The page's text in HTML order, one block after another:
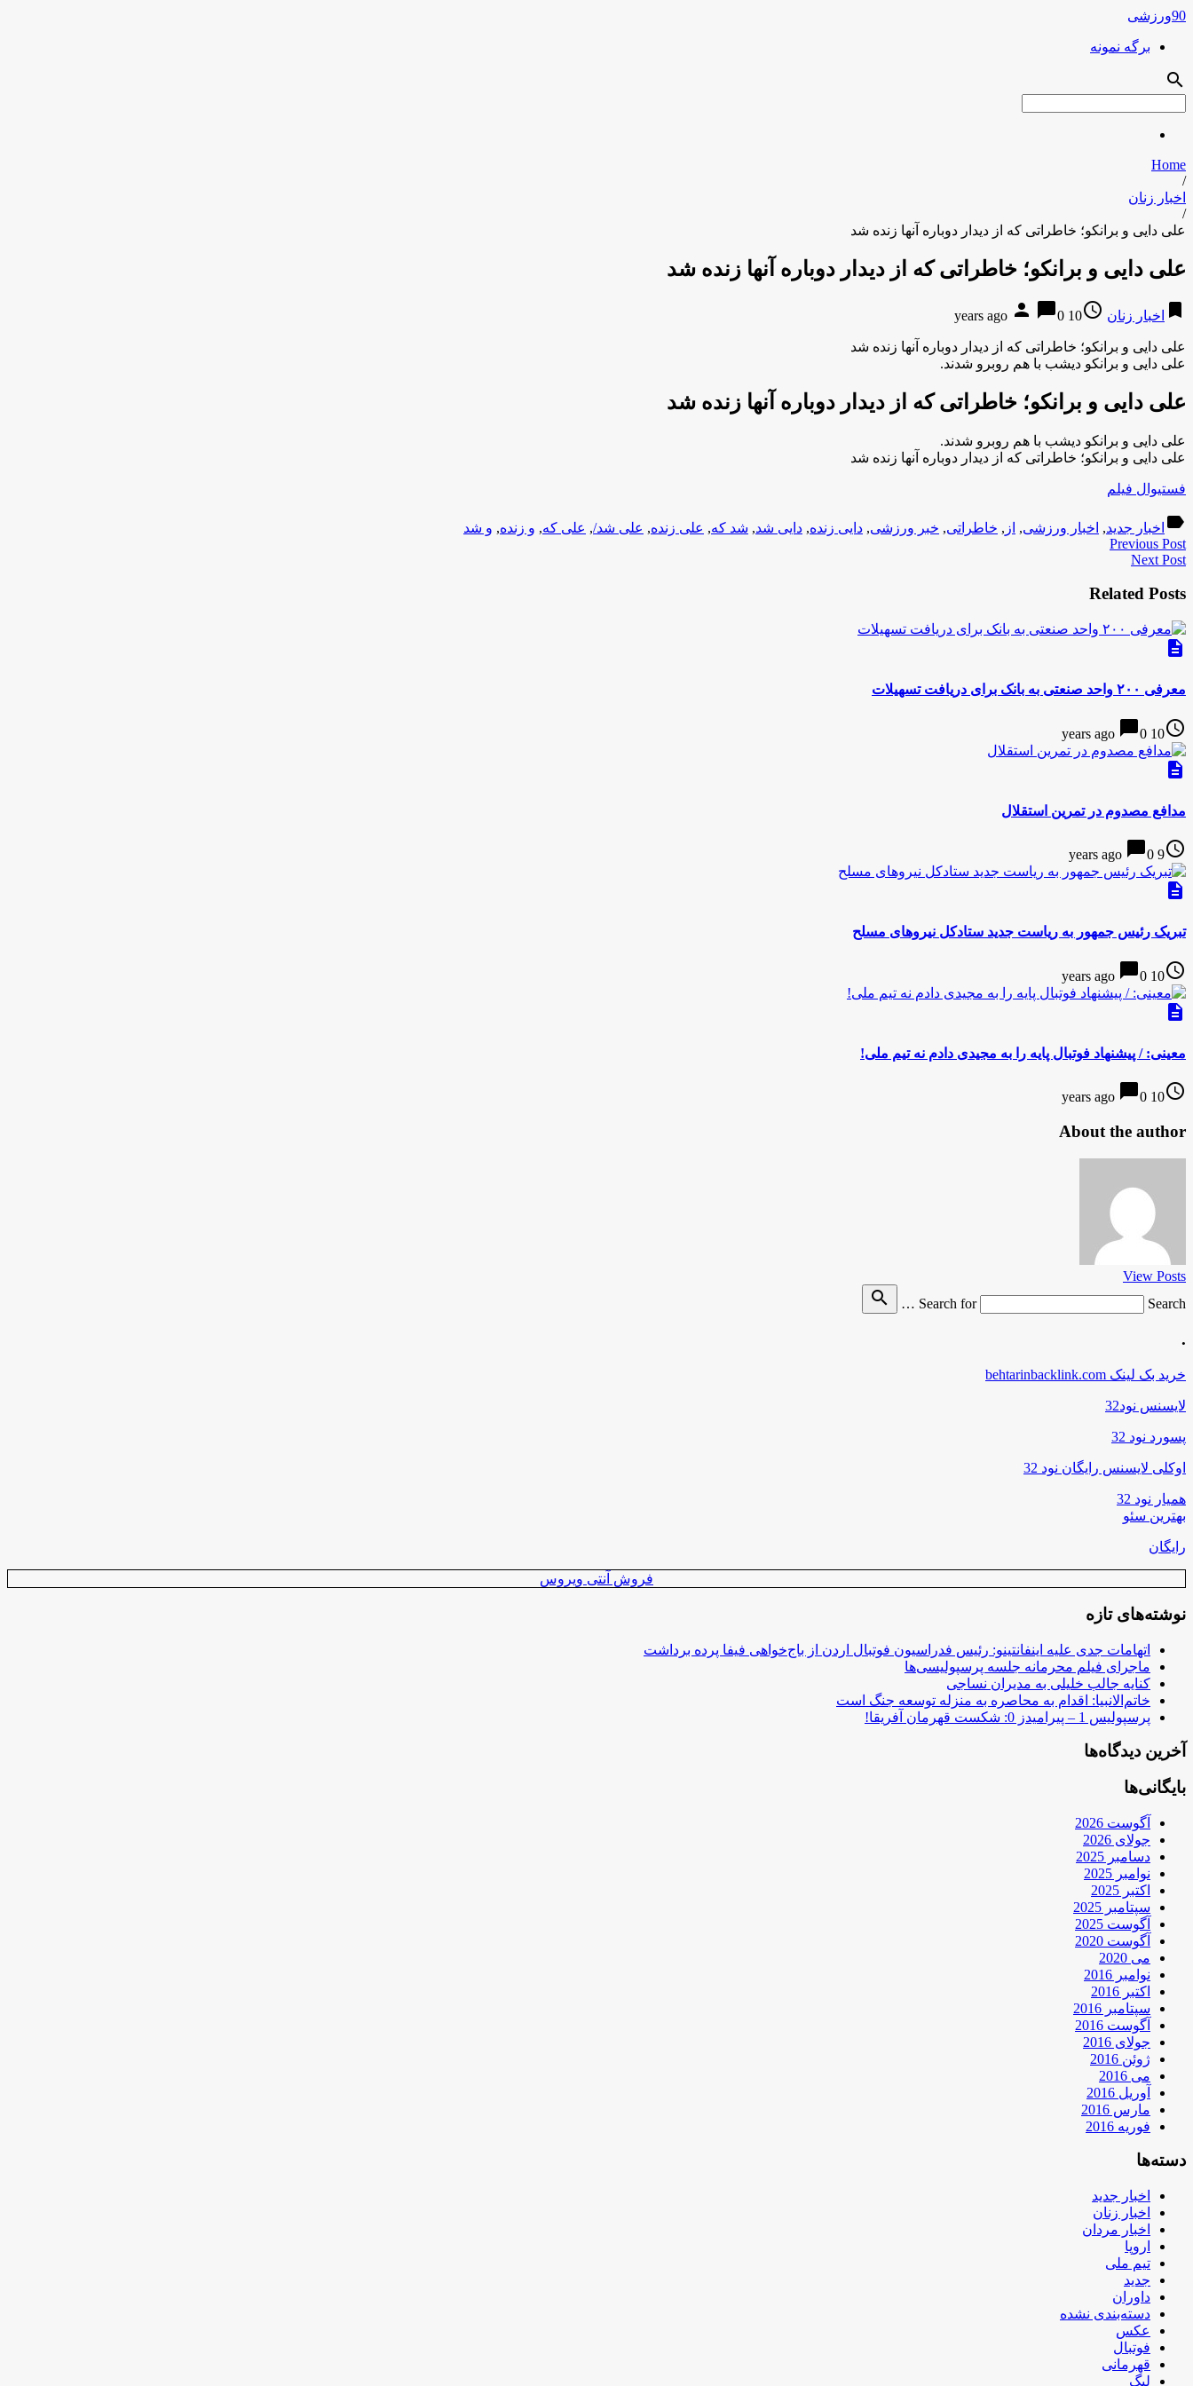
90ورزشی
برگه نمونه
search
Home
/
اخبار زنان
/
علی دایی و برانکو؛ خاطراتی که از دیدار دوباره آنها زنده شد
علی دایی و برانکو؛ خاطراتی که از دیدار دوباره آنها زنده شد
bookmark اخبار زنان access_time
10 years ago
person chat_bubble0
علی دایی و برانکو؛ خاطراتی که از دیدار دوباره آنها زنده شد
علی دایی و برانکو دیشب با هم روبرو شدند.
علی دایی و برانکو؛ خاطراتی که از دیدار دوباره آنها زنده شد
علی دایی و برانکو دیشب با هم روبرو شدند.
علی دایی و برانکو؛ خاطراتی که از دیدار دوباره آنها زنده شد
فستیوال فیلم
label اخبار جدید, اخبار ورزشی, از , خاطراتی, خبر ورزشی, دایی زنده, دایی شد, شد که, علی زنده, علی شد/, علی که, و زنده, و شد
Previous Post
Next Post
Related Posts
description
معرفی ۲۰۰ واحد صنعتی به بانک برای دریافت تسهیلات
access_time
10 years ago
chat_bubble0
description
مدافع مصدوم در تمرین استقلال
access_time
9 years ago
chat_bubble0
description
تبریک رئیس جمهور به ریاست جدید ستادکل نیروهای مسلح
access_time
10 years ago
chat_bubble0
description
معینی: / پیشنهاد فوتبال پایه را به مجیدی دادم نه تیم ملی!
access_time
10 years ago
chat_bubble0
About the author
View Posts
Search for
Search …
search
.
خرید بک لینک behtarinbacklink.com
لایسنس نود32
پسورد نود 32
اوکلی لایسنس رایگان نود 32
همیار نود 32
بهترین سئو
رایگان
فروش آنتی ویروس
نوشته‌های تازه
اتهامات جدی علیه اینفانتینو: رئیس فدراسیون فوتبال اردن از باج‌خواهی فیفا پرده برداشت
ماجرای فیلم محرمانه جلسه پرسپولیسی‌ها
کنایه جالب خلیلی به مدیران نساجی
خاتم‌الانبیا: اقدام به محاصره به منزله توسعه جنگ است
پرسپولیس 1 – پیرامیدز 0: شکست قهرمان آفریقا!
آخرین دیدگاه‌ها
بایگانی‌ها
آگوست 2026
جولای 2026
دسامبر 2025
نوامبر 2025
اکتبر 2025
سپتامبر 2025
آگوست 2025
آگوست 2020
می 2020
نوامبر 2016
اکتبر 2016
سپتامبر 2016
آگوست 2016
جولای 2016
ژوئن 2016
می 2016
آوریل 2016
مارس 2016
فوریه 2016
دسته‌ها
اخبار جدید
اخبار زنان
اخبار مردان
اروپا
تیم ملی
جدید
داوران
دسته‌بندی نشده
عکس
فوتبال
قهرمانی
لیگ